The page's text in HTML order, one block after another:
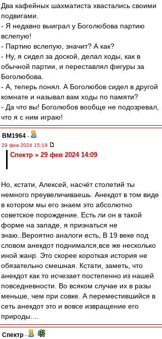
Два кафейных шахматиста хвастались своими
подвигами.
- Я недавно выиграл у Боголюбова партию
вслепую!
- Партию вслепую, значит? А как?
- Ну, я сидел за доской, делал ходы, как в
обычной партии, и переставлял фигуры за
Боголюбова.
- А, теперь понял. А Боголюбов сидел в другой
комнате и называл вам ходы по памяти?
- Да что вы! Боголюбов вообще не подозревал,
что я с ним играю!
BM1964 -
29 фев 2024 15:19
Спектр » 29 фев 2024 14:09
Но, кстати, Алексей, насчёт столетий ты
немного преувеличиваешь. Анекдот в том виде
в котором мы его знаем это абсолютно
советское порождение. Есть ли он в такой
форме на западе, я признаться не
знаю..Вероятно аналоги есть, В 19 веке под
словом анекдот поднимался,все же несколько
иной жанр. Это скорее короткая история не
обязательно смешная. Кстати, заметь, что
анекдот как то исчезает постепенно из нашей
повседневности. Во всяком случае их в разы
меньше, чем при совке. А переместившийся в
сеть анекдот это и вовсе извращение его
природы....
Спектр -